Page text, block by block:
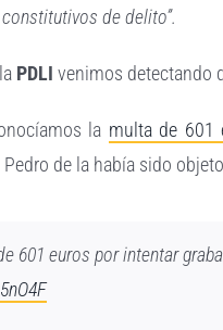
de delito”.
PDLI venimos detectando
la multa de 601
Pedro de la había sido
601 euros por intentar